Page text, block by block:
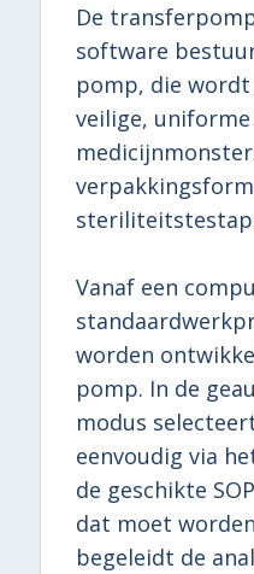
De
software
pomp, die
veilige,
Vanaf een
worden
pomp. In de
modus
eenvoudig via
de geschikte
dat moet
begeleidt de